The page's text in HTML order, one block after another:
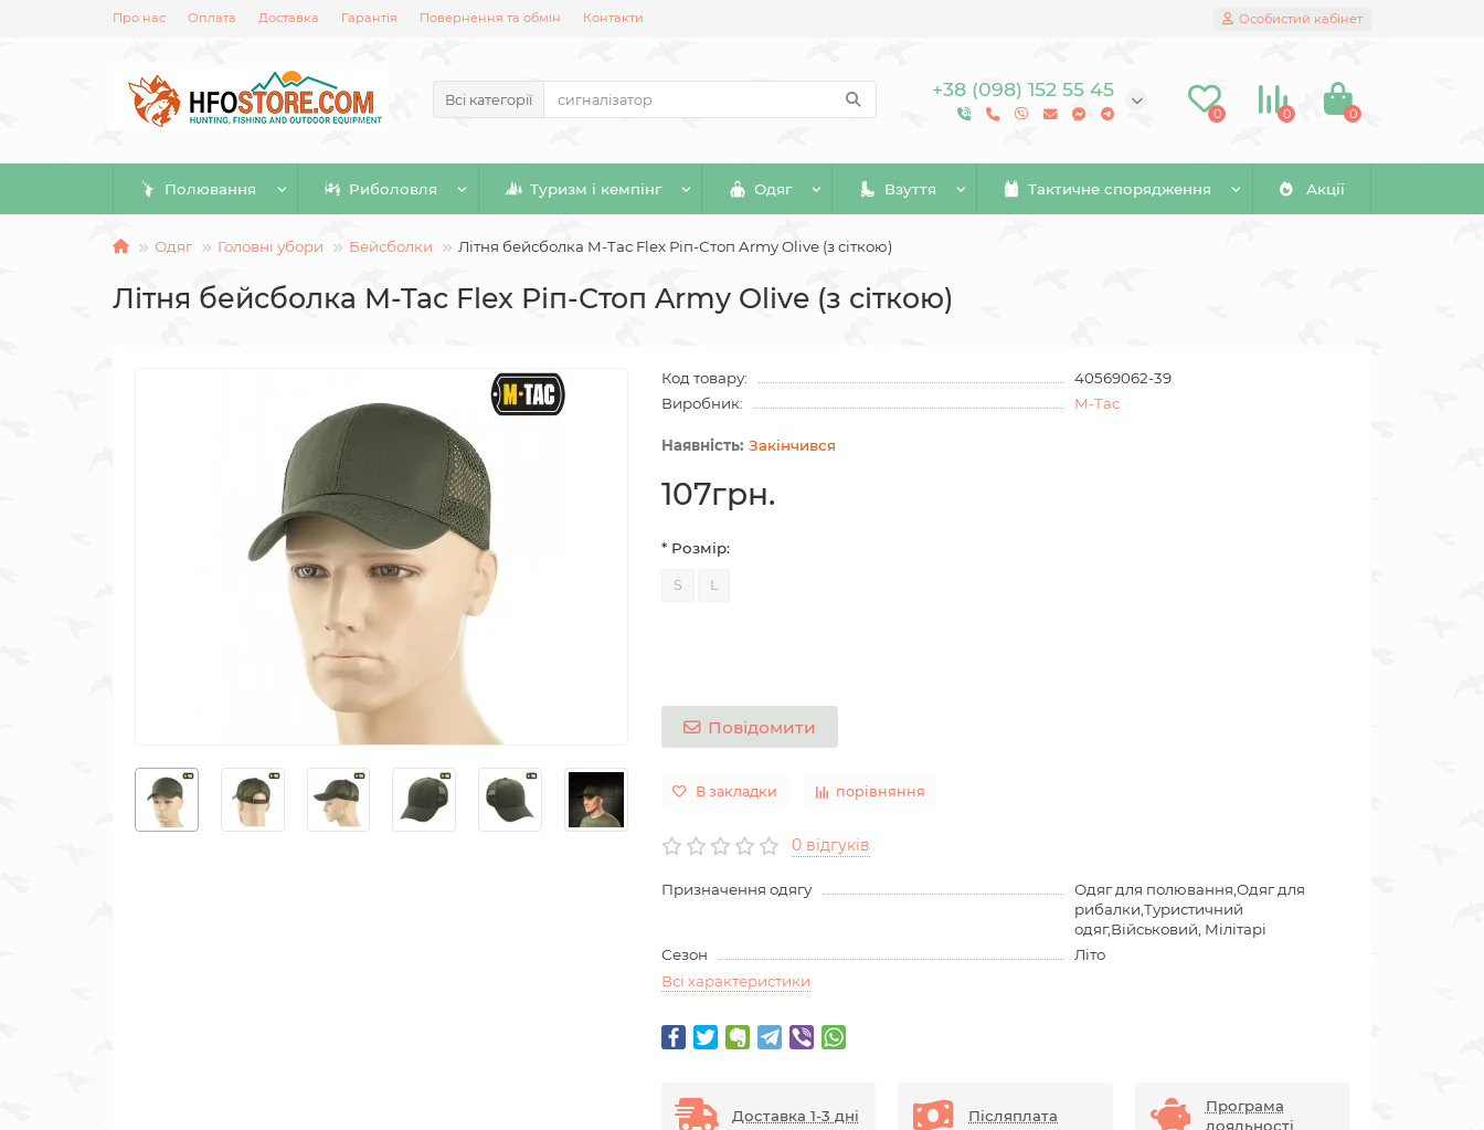
Про нас Оплата Доставка Гарантія Повернення та обмін Контакти Особистий кабінет
Всі категорії +38 (098) 152 55 45
0 0 0
Полювання Риболовля Туризм і кемпінг Одяг Взуття Тактичне спорядження Акції
Одяг Головні убори Бейсболки Літня бейсболка M-Tac Flex Ріп-Стоп Army Olive (з сіткою)
Літня бейсболка M-Tac Flex Ріп-Стоп Army Olive (з сіткою)
Код товару:
40569062-39
Виробник:
M-Tac
Закінчився
107грн.
* Розмір:
S L
Повідомити
В закладки порівняння
0 відгуків
Призначення одягу
Одяг для полювання,Одяг для
рибалки,Туристичний
одяг,Військовий, Мілітарі
Сезон
Літо
Всі характеристики
Доставка 1-3 дні Післяплата
Програма
лояльності